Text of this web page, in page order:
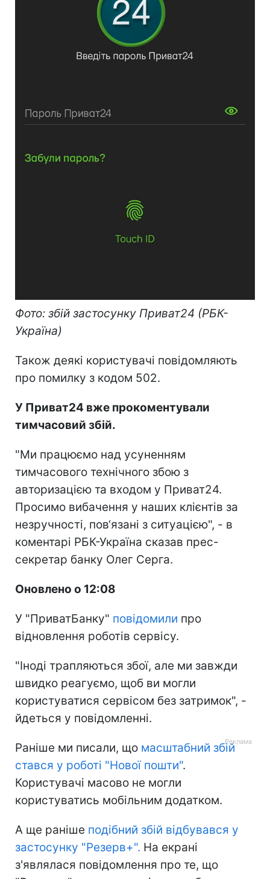
Фото: збій застосунку Приват24 (РБК-
Україна)
Також деякі користувачі повідомляють
про помилку з кодом 502.
У Приват24 вже прокоментували
тимчасовий збій.
"Ми працюємо над усуненням
тимчасового технічного збою з
авторизацією та входом у Приват24.
Просимо вибачення у наших клієнтів за
незручності, пов‘язані з ситуацією", - в
коментарі РБК-Україна сказав прес-
секретар банку Олег Серга.
Оновлено о 12:08
У "ПриватБанку" повідомили про
відновлення роботів сервісу.
"Іноді трапляються збої, але ми завжди
швидко реагуємо, щоб ви могли
користуватися сервісом без затримок", -
йдеться у повідомленні.
Раніше ми писали, що масштабний збій
стався у роботі "Нової пошти".
Користувачі масово не могли
користуватись мобільним додатком.
А ще раніше подібний збій відбувався у
застосунку "Резерв+". На екрані
з'являлася повідомлення про те, що